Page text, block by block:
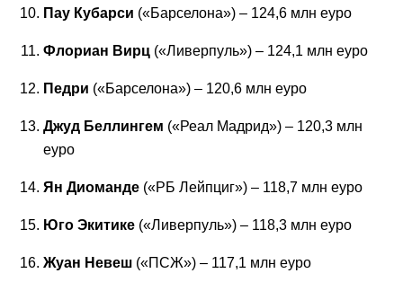
Пау Кубарси («Барселона») – 124,6 млн еуро
Флориан Вирц («Ливерпуль») – 124,1 млн еуро
Педри («Барселона») – 120,6 млн еуро
Джуд Беллингем («Реал Мадрид») – 120,3 млн
еуро
Ян Диоманде («РБ Лейпциг») – 118,7 млн еуро
Юго Экитике («Ливерпуль») – 118,3 млн еуро
Жуан Невеш («ПСЖ») – 117,1 млн еуро